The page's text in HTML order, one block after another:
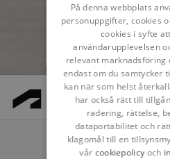
Översikt
På denna webbplats
personuppgifter, cookies
cookies i syfte
användarupplevelsen
relevant marknadsföring
endast om du samtycker
kan när som helst
har också rätt till
radering, rättelse,
dataportabilitet och
klagomål till en
vår cookiepolicyoch